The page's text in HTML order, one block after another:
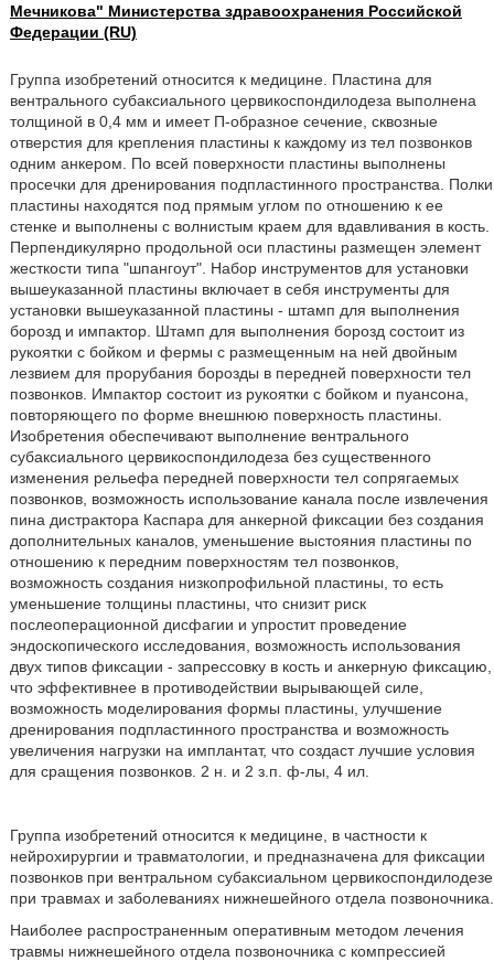
Мечникова" Министерства здравоохранения Российской
Федерации (RU)
Группа изобретений относится к медицине. Пластина для
вентрального субаксиального цервикоспондилодеза выполнена
толщиной в 0,4 мм и имеет П-образное сечение, сквозные
отверстия для крепления пластины к каждому из тел позвонков
одним анкером. По всей поверхности пластины выполнены
просечки для дренирования подпластинного пространства. Полки
пластины находятся под прямым углом по отношению к ее
стенке и выполнены с волнистым краем для вдавливания в кость.
Перпендикулярно продольной оси пластины размещен элемент
жесткости типа "шпангоут". Набор инструментов для установки
вышеуказанной пластины включает в себя инструменты для
установки вышеуказанной пластины - штамп для выполнения
борозд и импактор. Штамп для выполнения борозд состоит из
рукоятки с бойком и фермы с размещенным на ней двойным
лезвием для прорубания борозды в передней поверхности тел
позвонков. Импактор состоит из рукоятки с бойком и пуансона,
повторяющего по форме внешнюю поверхность пластины.
Изобретения обеспечивают выполнение вентрального
субаксиального цервикоспондилодеза без существенного
изменения рельефа передней поверхности тел сопрягаемых
позвонков, возможность использование канала после извлечения
пина дистрактора Каспара для анкерной фиксации без создания
дополнительных каналов, уменьшение выстояния пластины по
отношению к передним поверхностям тел позвонков,
возможность создания низкопрофильной пластины, то есть
уменьшение толщины пластины, что снизит риск
послеоперационной дисфагии и упростит проведение
эндоскопического исследования, возможность использования
двух типов фиксации - запрессовку в кость и анкерную фиксацию,
что эффективнее в противодействии вырывающей силе,
возможность моделирования формы пластины, улучшение
дренирования подпластинного пространства и возможность
увеличения нагрузки на имплантат, что создаст лучшие условия
для сращения позвонков. 2 н. и 2 з.п. ф-лы, 4 ил.
Группа изобретений относится к медицине, в частности к
нейрохирургии и травматологии, и предназначена для фиксации
позвонков при вентральном субаксиальном цервикоспондилодезе
при травмах и заболеваниях нижнешейного отдела позвоночника.
Наиболее распространенным оперативным методом лечения
травмы нижнешейного отдела позвоночника с компрессией